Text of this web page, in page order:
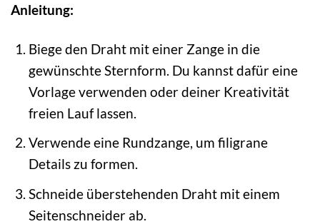
Anleitung:
Biege den Draht mit einer Zange in die
gewünschte Sternform. Du kannst dafür eine
Vorlage verwenden oder deiner Kreativität
freien Lauf lassen.
Verwende eine Rundzange, um filigrane
Details zu formen.
Schneide überstehenden Draht mit einem
Seitenschneider ab.